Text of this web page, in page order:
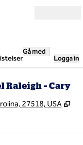
Gå med
Logga in
– Cary
27518, USA ,
1/5